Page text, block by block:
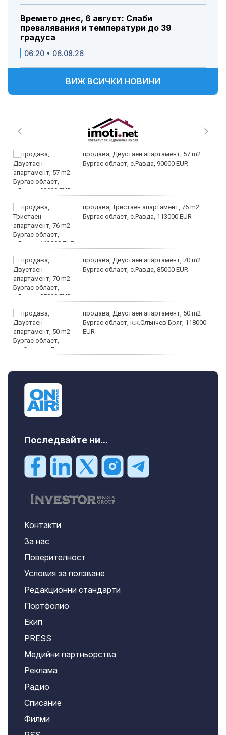
Времето днес, 6 август: Слаби
превалявания и температури до 39
градуса
06:20 • 06.08.26
ВИЖ ВСИЧКИ НОВИНИ
продава, Двустаен апартамент, 57 m2
Бургас област, с.Равда, 90000 EUR
продава, Тристаен апартамент, 76 m2
Бургас област, с.Равда, 113000 EUR
продава, Двустаен апартамент, 70 m2
Бургас област, с.Равда, 85000 EUR
продава, Двустаен апартамент, 50 m2
Бургас област, к.к.Слънчев Бряг, 118000
EUR
Последвайте ни...
Контакти
За нас
Поверителност
Условия за ползване
Редакционни стандарти
Портфолио
Екип
PRESS
Медийни партньорства
Реклама
Радио
Списание
Филми